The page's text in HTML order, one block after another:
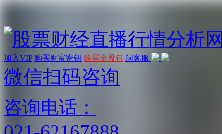
加入VIP 购买财富密钥 购买金股包 问客服
微信扫码咨询
咨询电话：